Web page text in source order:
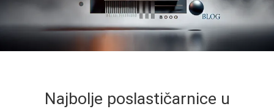
Najbolje poslastičarnice u